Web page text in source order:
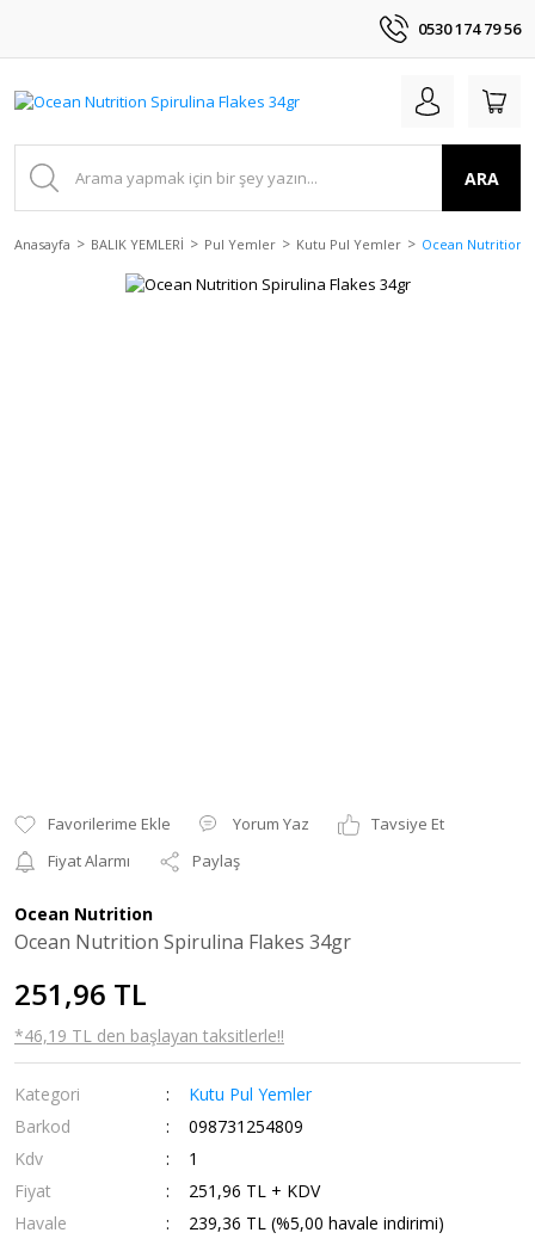
0530 174 79 56
ARA
Anasayfa BALIK YEMLERİ Pul Yemler Kutu Pul Yemler Ocean Nutrition
Yorum Yaz
Tavsiye Et
Fiyat Alarmı
Paylaş
Ocean Nutrition
Ocean Nutrition Spirulina Flakes 34gr
251,96 TL
*46,19 TL den başlayan taksitlerle!!
Kategori
Kutu Pul Yemler
Barkod
098731254809
Kdv
1
Fiyat
251,96 TL + KDV
Havale
239,36 TL (%5,00 havale indirimi)